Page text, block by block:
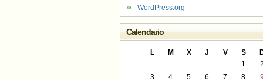
WordPress.org
Calendario
L M X J V S
1
3
4 5 6 7 8